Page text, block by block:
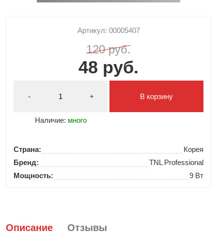
Артикул: 00005407
120 руб.
48 руб.
- +
Наличие: много
В корзину
Страна:
Корея
Бренд:
TNL Professional
Мощность:
9 Вт
Описание Отзывы